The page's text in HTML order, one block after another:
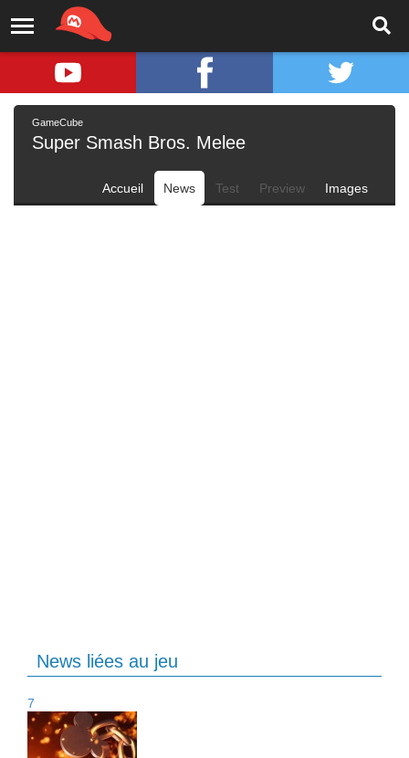
GameCube
Super Smash Bros. Melee
Accueil News Test Preview Images
News liées au jeu
7